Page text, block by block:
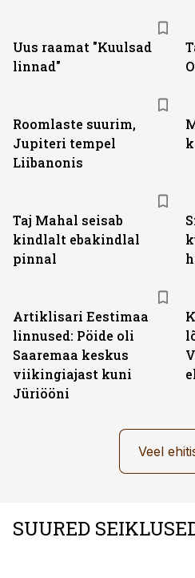
Uus raamat "Kuulsad
linnad"
Roomlaste suurim,
Jupiteri tempel
Liibanonis
Taj Mahal seisab
kindlalt ebakindlal
pinnal
Artiklisari Eestimaa
linnused: Pöide oli
Saaremaa keskus
viikingiajast kuni
Jüriööni
Veel
SUURED